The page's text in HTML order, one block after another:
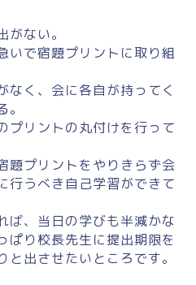
ない。
いで宿題プリントに取り組
なく、会に各自が持ってく
プリントの丸付けを行って
題プリントをやりきらず会
行うべき自己学習ができて
ば、当日の学びも半減かな
ぱり校長先生に提出期限を
出させたいところです。